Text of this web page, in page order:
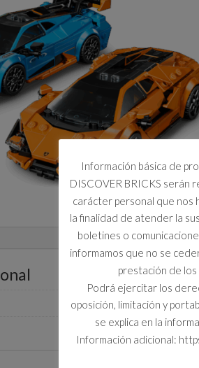
Información básica de
DISCOVER BRICKS serán
carácter personal que nos
la finalidad de atender la
boletines o
informamos que no se
prestación de
Podrá ejercitar los
oposición, limitación y
se explica en la
Información adicional: